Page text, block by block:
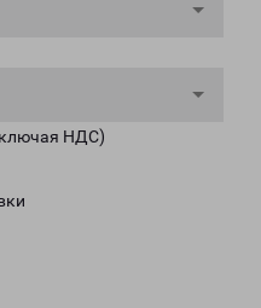
НДС)